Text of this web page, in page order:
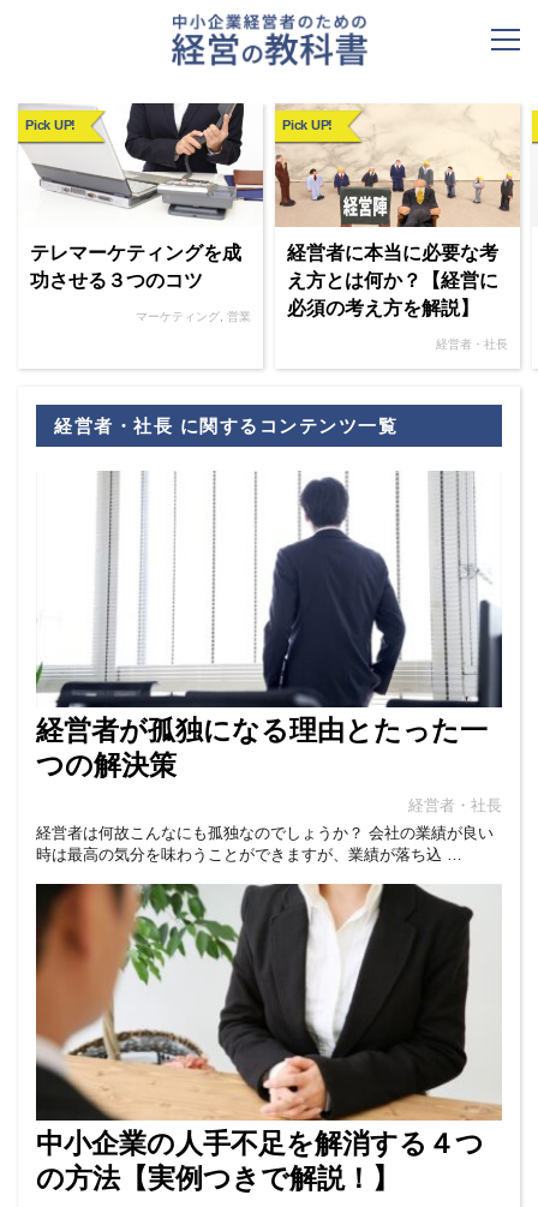
Pick UP!
テレマーケティングを成
功させる３つのコツ
マーケティング, 営業
Pick UP!
経営者に本当に必要な考
え方とは何か？【経営に
必須の考え方を解説】
経営者・社長
経営者・社長 に関するコンテンツ一覧
経営者が孤独になる理由とたった一
つの解決策
経営者・社長
経営者は何故こんなにも孤独なのでしょうか？ 会社の業績が良い
時は最高の気分を味わうことができますが、業績が落ち込 …
中小企業の人手不足を解消する４つ
の方法【実例つきで解説！】